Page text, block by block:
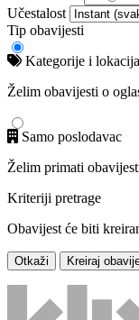
Učestalost
Tip obavijesti
Kategorije i lokacija
Želim obavijesti o
Samo poslodavac
Želim primati
Kriteriji pretrage
Obavijest će biti
Otkaži Kreiraj